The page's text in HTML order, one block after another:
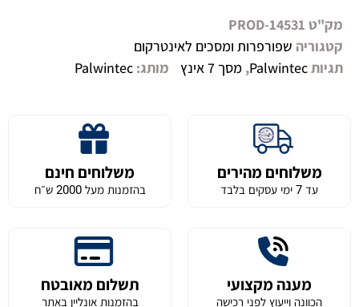
מק"ט PROD-14531
קטגוריה שפורפרות ומסכים לאינטרקום
תגיותPalwintec
, מסך 7 אינץ מותג:Palwintec
משלוחים מהירים
עד 7 ימי עסקים בלבד
משלוחים חינם
בהזמנות מעל 2000 ש״ח
מענה מקצועי
הכוונה וייעוץ לפני רכישה
תשלום מאובטח
בהזמנות אונליין באתר